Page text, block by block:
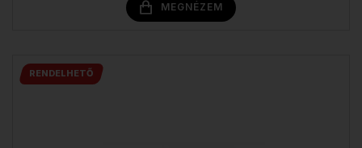
MEGNÉZEM
RENDELHETŐ